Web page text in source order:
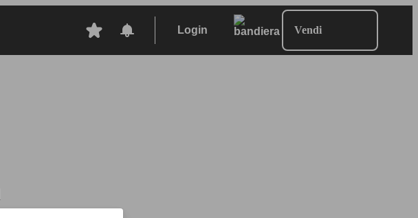
Login Vendi